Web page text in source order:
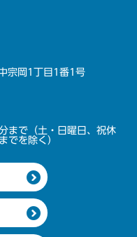
宗岡1丁目1番1号
まで（土・日曜日、祝休
でを除く）